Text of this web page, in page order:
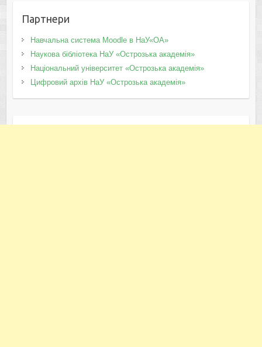
Партнери
Навчальна система Moodle в НаУ«ОА»
Наукова бібліотека НаУ «Острозька академія»
Національний університет «Острозька академія»
Цифровий архів НаУ «Острозька академія»